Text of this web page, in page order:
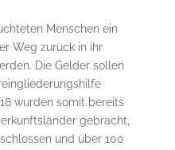
Menschen ein
Weg zurück in ihr
Die Gelder sollen
wurden somit bereits
gebracht,
und über 100